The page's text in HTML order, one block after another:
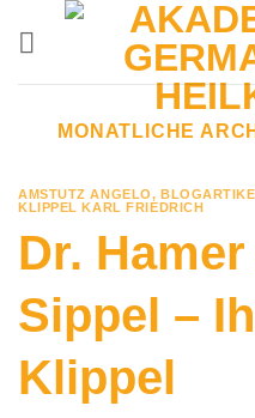
MONATLICHE
AMSTUTZ ANGELO,
KLIPPEL KARL FRIEDRICH
Dr.
Sippel –
Klippel